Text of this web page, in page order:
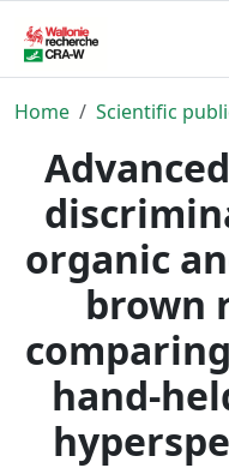
Home Scientific
organic
brown
hand-